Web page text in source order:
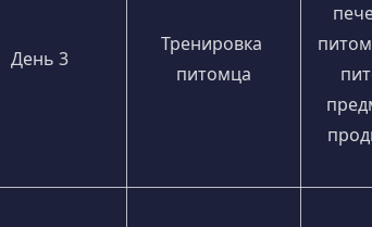
День 3
Тренировка
питомца